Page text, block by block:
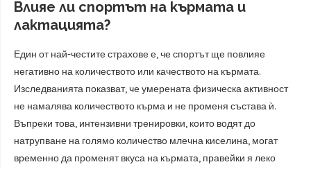
Влияе ли спортът на кърмата и
лактацията?
Един от най-честите страхове е, че спортът ще повлияе
негативно на количеството или качеството на кърмата.
Изследванията показват, че умерената физическа активност
не намалява количеството кърма и не променя състава ѝ.
Въпреки това, интензивни тренировки, които водят до
натрупване на голямо количество млечна киселина, могат
временно да променят вкуса на кърмата, правейки я леко